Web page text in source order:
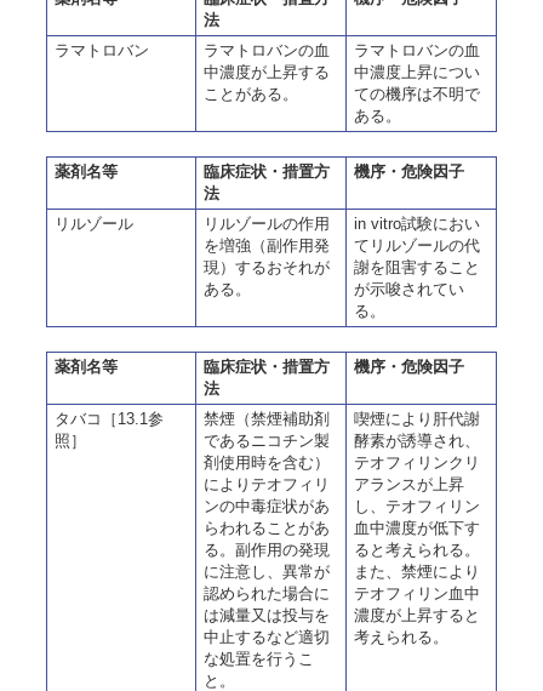
法
ラマトロバン
ラマトロバンの血
中濃度が上昇する
ことがある。
ラマトロバンの血
中濃度上昇につい
ての機序は不明で
ある。
薬剤名等
臨床症状・措置方
法
機序・危険因子
リルゾール
リルゾールの作用
を増強（副作用発
現）するおそれが
ある。
in vitro試験におい
てリルゾールの代
謝を阻害すること
が示唆されてい
る。
薬剤名等
臨床症状・措置方
法
機序・危険因子
タバコ［13.1参
照］
禁煙（禁煙補助剤
であるニコチン製
剤使用時を含む）
によりテオフィリ
ンの中毒症状があ
らわれることがあ
る。副作用の発現
に注意し、異常が
認められた場合に
は減量又は投与を
中止するなど適切
な処置を行うこ
と。
喫煙により肝代謝
酵素が誘導され、
テオフィリンクリ
アランスが上昇
し、テオフィリン
血中濃度が低下す
ると考えられる。
また、禁煙により
テオフィリン血中
濃度が上昇すると
考えられる。